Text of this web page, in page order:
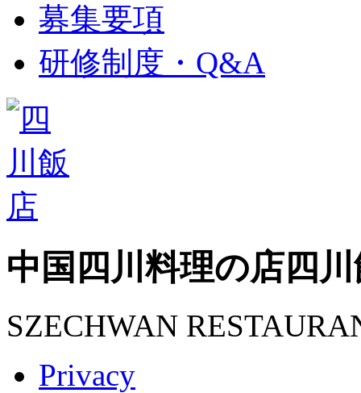
募集要項
研修制度・Q&A
中国四川料理の店 四
SZECHWAN
Privacy